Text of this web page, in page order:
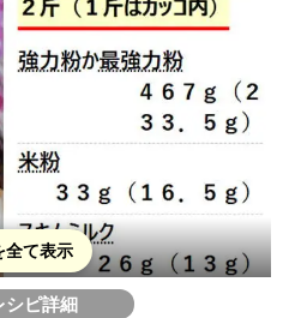
全て表示
シピ詳細